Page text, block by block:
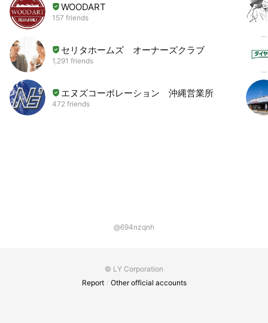
WOODART
157 friends
セリタホームズ オーナーズクラブ
1,291 friends
エヌズコーポレーション 沖縄営業所
472 friends
@694nzqnh
© LY Corporation
Report
Other official accounts